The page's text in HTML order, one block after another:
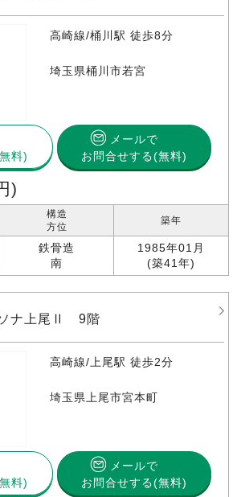
高崎線/桶川駅 徒歩8分
埼玉県桶川市若宮
メールで
お問合せする(無料)
)
構造
方位
鉄骨造
南
築年
1985年01月
(築41年)
ナ上尾Ⅱ 9階
高崎線/上尾駅 徒歩2分
埼玉県上尾市宮本町
メールで
お問合せする(無料)